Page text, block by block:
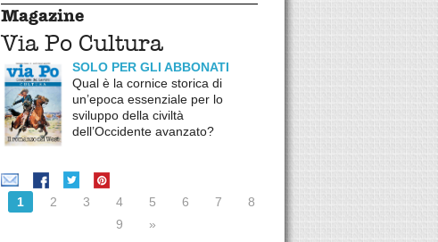
Magazine
Via Po Cultura
SOLO PER GLI ABBONATI
Qual è la cornice storica di
un’epoca essenziale per lo
sviluppo della civiltà
dell’Occidente avanzato?
1 2 3 4 5 6 7
8
9
»